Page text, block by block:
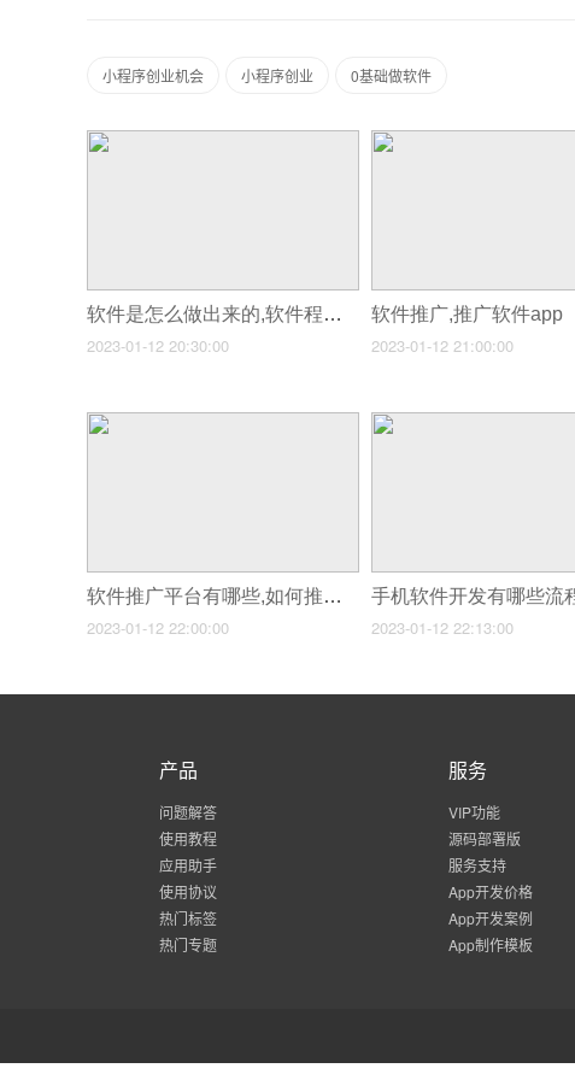
小程序创业机会 小程序创业 0基础做软件
软件是怎么做出来的,软件程序是怎么做出来的
2023-01-12 20:30:00
软件推广,推广软件app
2023-01-12 21:00:00
软件推广平台有哪些,如何推广app软件
2023-01-12 22:00:00 2023-01-12 22:13:00
产品
问题解答
使用教程
应用助手
使用协议
热门标签
热门专题
服务
VIP功能
源码部署版
服务支持
App开发价格
App开发案例
App制作模板